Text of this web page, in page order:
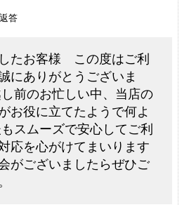
フリースト
05/31迄）
リーストー
未使用
05/31迄）
13,500円
2026/05/02
ライムスト
使用
7,500円
答
たお客様 この度はご利
にありがとうございま
前のお忙しい中、当店の
お役に立てたようで何よ
スムーズで安心してご利
応を心がけてまいります
がございましたらぜひご